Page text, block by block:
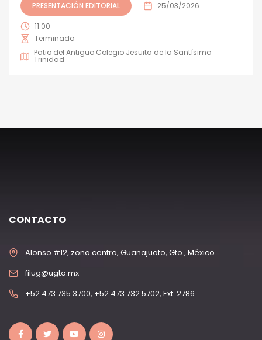
PRESENTACIÓN EDITORIAL 25/03/2026
11:00
Terminado
Patio del Antiguo Colegio Jesuita de la Santísima
Trinidad
CONTACTO
Alonso #12, zona centro, Guanajuato, Gto., México
filug@ugto.mx
+52 473 735 3700, +52 473 732 5702, Ext. 2786